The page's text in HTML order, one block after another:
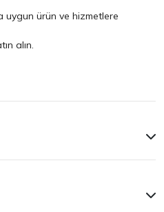
uygun ürün ve hizmetlere
alın.